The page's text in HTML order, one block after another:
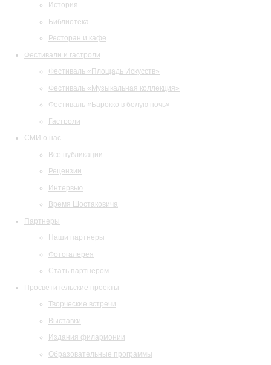
История
Библиотека
Ресторан и кафе
Фестивали и гастроли
Фестиваль «Площадь Искусств»
Фестиваль «Музыкальная коллекция»
Фестиваль «Барокко в белую ночь»
Гастроли
СМИ о нас
Все публикации
Рецензии
Интервью
Время Шостаковича
Партнеры
Наши партнеры
Фотогалерея
Стать партнером
Просветительские проекты
Творческие встречи
Выставки
Издания филармонии
Образовательные программы